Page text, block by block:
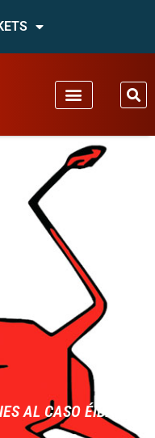
AL CASO ÉIBAR